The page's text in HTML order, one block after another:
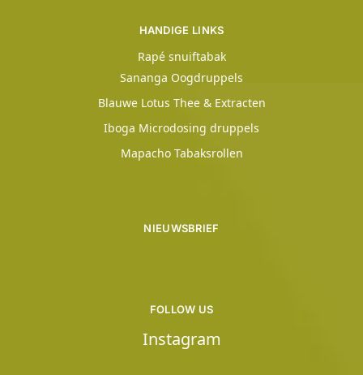
HANDIGE LINKS
Rapé snuiftabak
Sananga Oogdruppels
Blauwe Lotus Thee & Extracten
Iboga Microdosing druppels
Mapacho Tabaksrollen
NIEUWSBRIEF
FOLLOW US
Instagram